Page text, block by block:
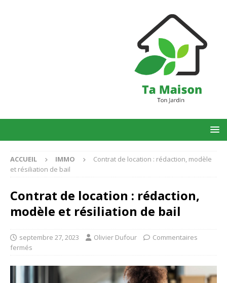
ACCUEIL IMMO
Contrat de location : rédaction, modèle
et résiliation de bail
Contrat de location : rédaction,
modèle et résiliation de bail
septembre 27, 2023 Olivier Dufour
Commentaires
fermés